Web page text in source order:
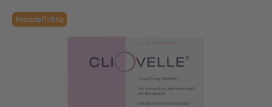
Rezeptpflichtig